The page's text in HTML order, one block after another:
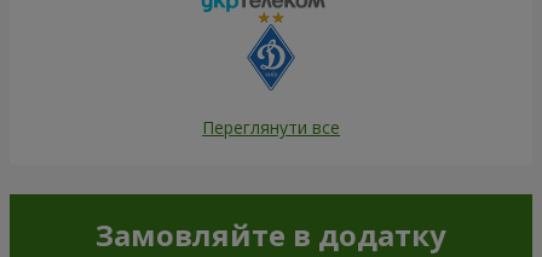
Переглянути все
Замовляйте в додатку